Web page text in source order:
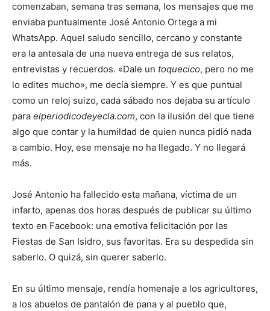
comenzaban, semana tras semana, los mensajes que me
enviaba puntualmente José Antonio Ortega a mi
WhatsApp. Aquel saludo sencillo, cercano y constante
era la antesala de una nueva entrega de sus relatos,
entrevistas y recuerdos. «Dale un toquecico, pero no me
lo edites mucho», me decía siempre. Y es que puntual
como un reloj suizo, cada sábado nos dejaba su artículo
para elperiodicodeyecla.com, con la ilusión del que tiene
algo que contar y la humildad de quien nunca pidió nada
a cambio. Hoy, ese mensaje no ha llegado. Y no llegará
más.
José Antonio ha fallecido esta mañana, víctima de un
infarto, apenas dos horas después de publicar su último
texto en Facebook: una emotiva felicitación por las
Fiestas de San Isidro, sus favoritas. Era su despedida sin
saberlo. O quizá, sin querer saberlo.
En su último mensaje, rendía homenaje a los agricultores,
a los abuelos de pantalón de pana y al pueblo que,